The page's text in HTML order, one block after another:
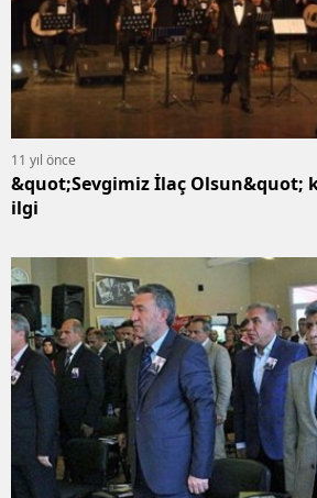
11 yıl önce
&quot;Sevgimiz İlaç Olsun&quot;
ilgi